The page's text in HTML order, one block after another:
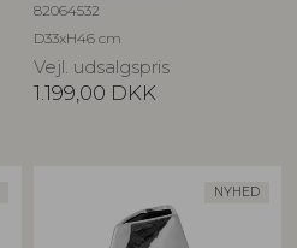
82064532
D33xH46 cm
Vejl. udsalgspris
1.199,00 DKK
NYHED